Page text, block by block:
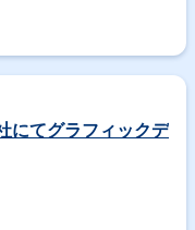
てグラフィックデ